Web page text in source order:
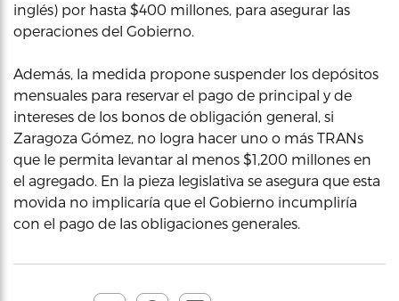
inglés) por hasta $400 millones, para asegurar las
operaciones del Gobierno.
Además, la medida propone suspender los depósitos
mensuales para reservar el pago de principal y de
intereses de los bonos de obligación general, si
Zaragoza Gómez, no logra hacer uno o más TRANs
que le permita levantar al menos $1,200 millones en
el agregado. En la pieza legislativa se asegura que esta
movida no implicaría que el Gobierno incumpliría
con el pago de las obligaciones generales.